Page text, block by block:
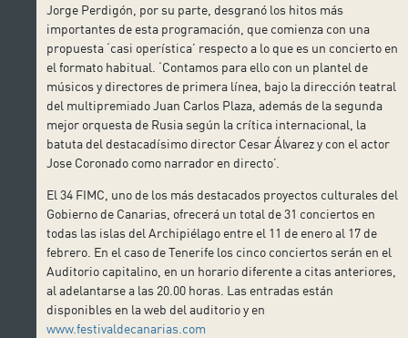
Jorge Perdigón, por su parte, desgranó los hitos más
importantes de esta programación, que comienza con una
propuesta ‘casi operística’ respecto a lo que es un concierto en
el formato habitual. ‘Contamos para ello con un plantel de
músicos y directores de primera línea, bajo la dirección teatral
del multipremiado Juan Carlos Plaza, además de la segunda
mejor orquesta de Rusia según la crítica internacional, la
batuta del destacadísimo director Cesar Álvarez y con el actor
Jose Coronado como narrador en directo’.
El 34 FIMC, uno de los más destacados proyectos culturales del
Gobierno de Canarias, ofrecerá un total de 31 conciertos en
todas las islas del Archipiélago entre el 11 de enero al 17 de
febrero. En el caso de Tenerife los cinco conciertos serán en el
Auditorio capitalino, en un horario diferente a citas anteriores,
al adelantarse a las 20.00 horas. Las entradas están
disponibles en la web del auditorio y en
www.festivaldecanarias.com